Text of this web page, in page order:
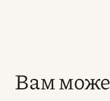
Вам може